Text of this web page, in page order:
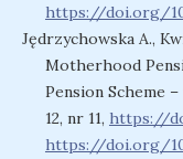
https://doi.org/
Jędrzychowska A.,
Motherhood
Pension Scheme
12, nr 11, https://
https://doi.org/